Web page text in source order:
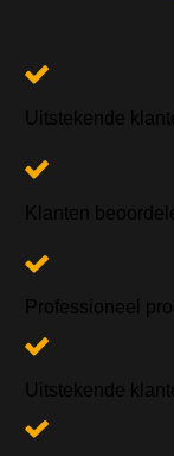
Uitstekende
Klanten
Professioneel
Uitstekende